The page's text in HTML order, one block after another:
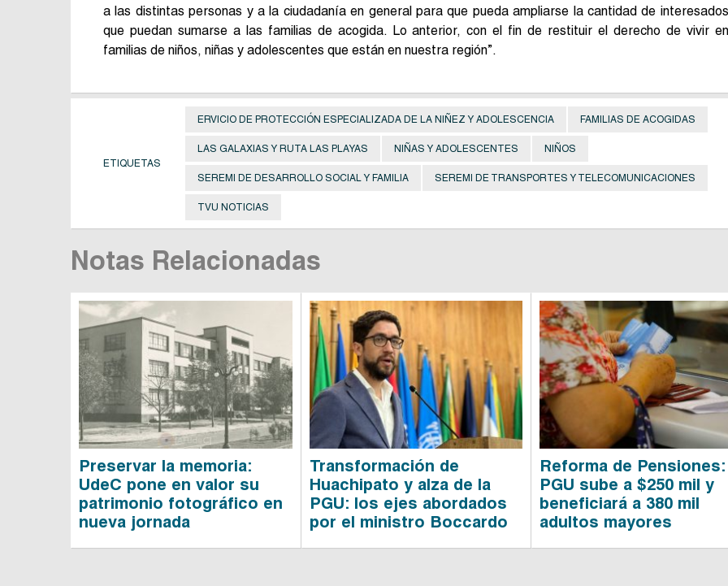
a las distintas personas y a la ciudadanía en general para que pueda ampliarse la cantidad de interesados
que puedan sumarse a las familias de acogida. Lo anterior, con el fin de restituir el derecho de vivir en
familias de niños, niñas y adolescentes que están en nuestra región”.
ETIQUETAS
ERVICIO DE PROTECCIÓN ESPECIALIZADA DE LA NIÑEZ Y ADOLESCENCIA FAMILIAS DE ACOGIDAS
LAS GALAXIAS Y RUTA LAS PLAYAS NIÑAS Y ADOLESCENTES NIÑOS
SEREMI DE DESARROLLO SOCIAL Y FAMILIA SEREMI DE TRANSPORTES Y TELECOMUNICACIONES
TVU NOTICIAS
Notas Relacionadas
Preservar la memoria:
UdeC pone en valor su
patrimonio fotográfico en
nueva jornada
Transformación de
Huachipato y alza de la
PGU: los ejes abordados
por el ministro Boccardo
Reforma de Pensiones:
PGU sube a $250 mil y
beneficiará a 380 mil
adultos mayores